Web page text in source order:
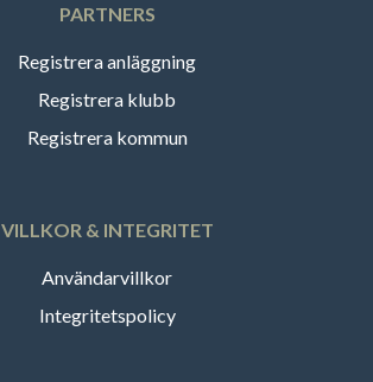
PARTNERS
Registrera anläggning
Registrera klubb
Registrera kommun
VILLKOR & INTEGRITET
Användarvillkor
Integritetspolicy